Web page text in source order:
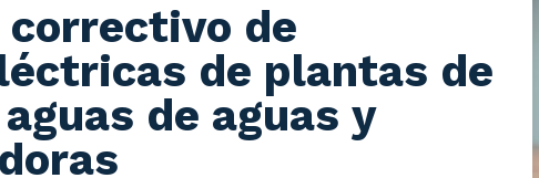
de
de plantas de
de aguas y